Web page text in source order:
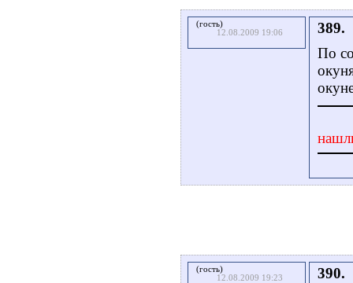
(гость)
12.08.2009 19:06
389.
По
(гость)
12.08.2009 19:23
390.